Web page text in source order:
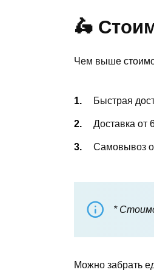
🛵
Чем выше
Быстрая
Доставка от
Самовывоз
*
Можно забрать